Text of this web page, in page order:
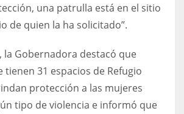
una patrulla está en el sitio
de quien la ha solicitado”.
la Gobernadora destacó que
tienen 31 espacios de Refugio
protección a las mujeres
tipo de violencia e informó que